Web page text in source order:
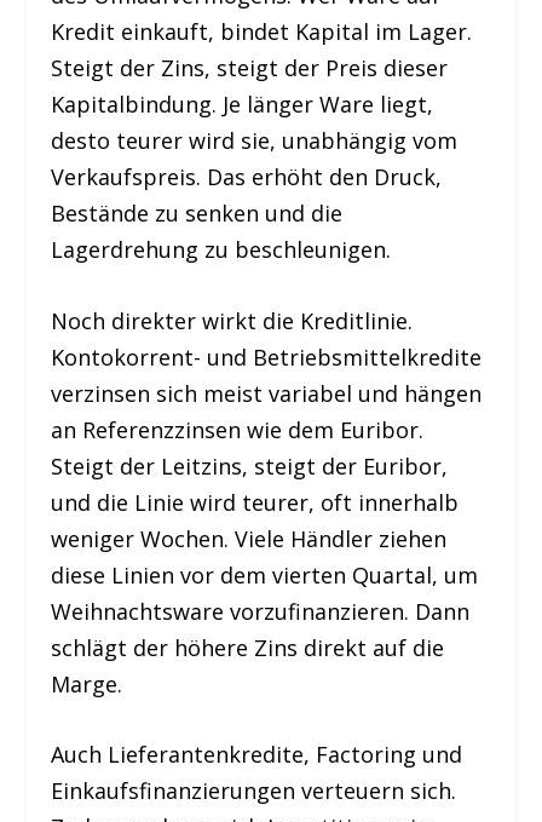
Kredit einkauft, bindet Kapital im Lager.
Steigt der Zins, steigt der Preis dieser
Kapitalbindung. Je länger Ware liegt,
desto teurer wird sie, unabhängig vom
Verkaufspreis. Das erhöht den Druck,
Bestände zu senken und die
Lagerdrehung zu beschleunigen.
Noch direkter wirkt die Kreditlinie.
Kontokorrent- und Betriebsmittelkredite
verzinsen sich meist variabel und hängen
an Referenzzinsen wie dem Euribor.
Steigt der Leitzins, steigt der Euribor,
und die Linie wird teurer, oft innerhalb
weniger Wochen. Viele Händler ziehen
diese Linien vor dem vierten Quartal, um
Weihnachtsware vorzufinanzieren. Dann
schlägt der höhere Zins direkt auf die
Marge.
Auch Lieferantenkredite, Factoring und
Einkaufsfinanzierungen verteuern sich.